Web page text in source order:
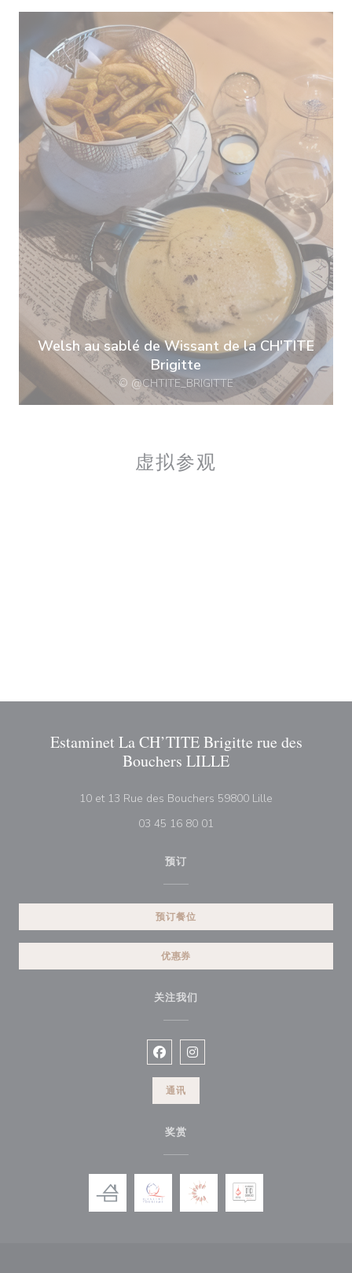
Welsh au sablé de Wissant de la CH'TITE
Brigitte
© @CHTITE_BRIGITTE
虚拟参观
Estaminet La CH’TITE Brigitte rue des
Bouchers LILLE
10 et 13 Rue des Bouchers 59800 Lille
03 45 16 80 01
预订
预订餐位
优惠券
关注我们
Facebook ((在新窗口中打开))
Instagram ((在新窗口中打开))
通讯
奖赏